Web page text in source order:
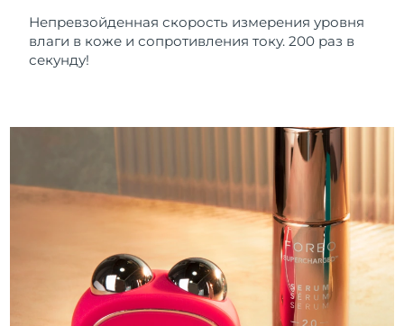
Непревзойденная скорость измерения уровня
влаги в коже и сопротивления току. 200 раз в
секунду!